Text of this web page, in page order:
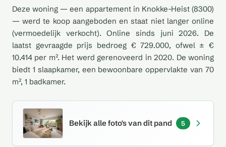
Deze woning — een appartement in Knokke-Heist (8300)
— werd te koop aangeboden en staat niet langer online
(vermoedelijk verkocht). Online sinds juni 2026. De
laatst gevraagde prijs bedroeg € 729.000, ofwel ± €
10.414 per m². Het werd gerenoveerd in 2020. De woning
biedt 1 slaapkamer, een bewoonbare oppervlakte van 70
m², 1 badkamer.
Bekijk alle foto's van dit pand 5